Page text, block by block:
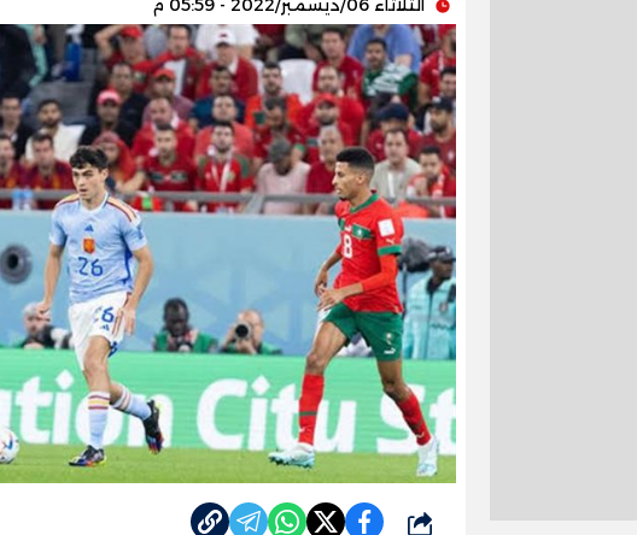
الثلاثاء 06/ديسمبر/2022 - 05:59 م
شارك